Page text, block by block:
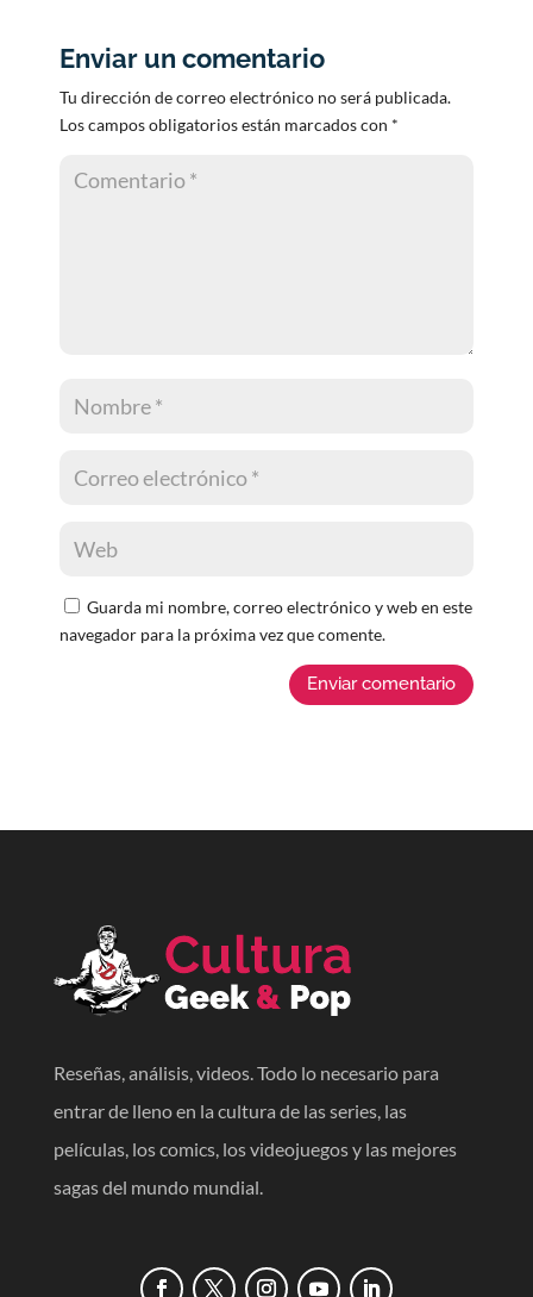
Enviar un comentario
Tu dirección de correo electrónico no será publicada.
Los campos obligatorios están marcados con *
Guarda mi nombre, correo electrónico y web en este
navegador para la próxima vez que comente.
Enviar comentario
Reseñas, análisis, videos. Todo lo necesario para
entrar de lleno en la cultura de las series, las
películas, los comics, los videojuegos y las mejores
sagas del mundo mundial.